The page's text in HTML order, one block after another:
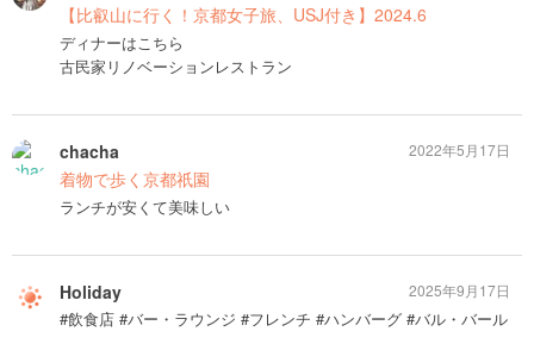
【比叡山に行く！京都女子旅、USJ付き】2024.6
ディナーはこちら
古民家リノベーションレストラン
chacha
着物で歩く京都祇園
ランチが安くて美味しい
2022年5月17日
Holiday
#飲食店 #バー・ラウンジ #フレンチ #ハンバーグ #バル・バール
2025年9月17日